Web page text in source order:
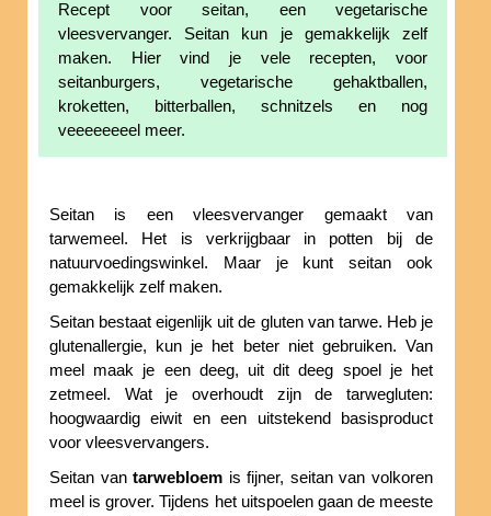
Recept voor seitan, een vegetarische
vleesvervanger. Seitan kun je gemakkelijk zelf
maken. Hier vind je vele recepten, voor
seitanburgers, vegetarische gehaktballen,
kroketten, bitterballen, schnitzels en nog
veeeeeeeel meer.
Seitan is een vleesvervanger gemaakt van
tarwemeel. Het is verkrijgbaar in potten bij de
natuurvoedingswinkel. Maar je kunt seitan ook
gemakkelijk zelf maken.
Seitan bestaat eigenlijk uit de gluten van tarwe. Heb je
glutenallergie, kun je het beter niet gebruiken. Van
meel maak je een deeg, uit dit deeg spoel je het
zetmeel. Wat je overhoudt zijn de tarwegluten:
hoogwaardig eiwit en een uitstekend basisproduct
voor vleesvervangers.
Seitan vantarwebloem is fijner, seitan van volkoren
meel is grover. Tijdens het uitspoelen gaan de meeste